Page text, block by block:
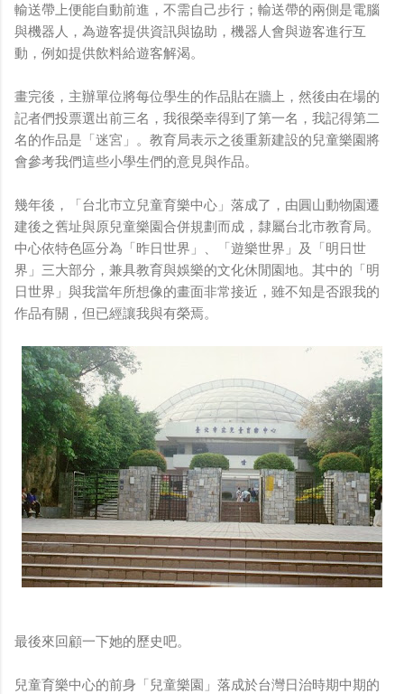
輸送帶上便能自動前進，不需自己步行；輸送帶的兩側是電腦
與機器人，為遊客提供資訊與協助，機器人會與遊客進行互
動，例如提供飲料給遊客解渴。
畫完後，主辦單位將每位學生的作品貼在牆上，然後由在場的
記者們投票選出前三名，我很榮幸得到了第一名，我記得第二
名的作品是「迷宮」。教育局表示之後重新建設的兒童樂園將
會參考我們這些小學生們的意見與作品。
幾年後，「台北市立兒童育樂中心」落成了，由圓山動物園遷
建後之舊址與原兒童樂園合併規劃而成，隸屬台北市教育局。
中心依特色區分為「昨日世界」、「遊樂世界」及「明日世
界」三大部分，兼具教育與娛樂的文化休閒園地。其中的「明
日世界」與我當年所想像的畫面非常接近，雖不知是否跟我的
作品有關，但已經讓我與有榮焉。
最後來回顧一下她的歷史吧。
兒童育樂中心的前身「兒童樂園」落成於台灣日治時期中期的